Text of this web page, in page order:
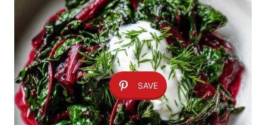
SAVE